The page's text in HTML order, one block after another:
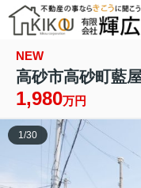
NEW
高砂市高砂町藍
1,980万円
1/30